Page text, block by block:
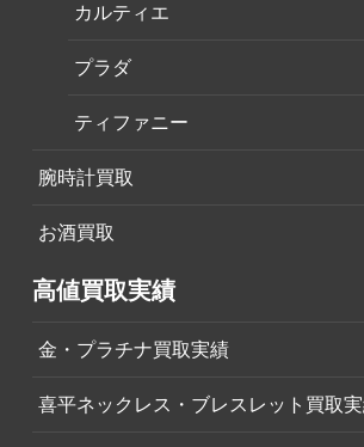
カルティエ
プラダ
ティファニー
腕時計買取
お酒買取
高値買取実績
金・プラチナ買取実績
喜平ネックレス・ブレスレット買取